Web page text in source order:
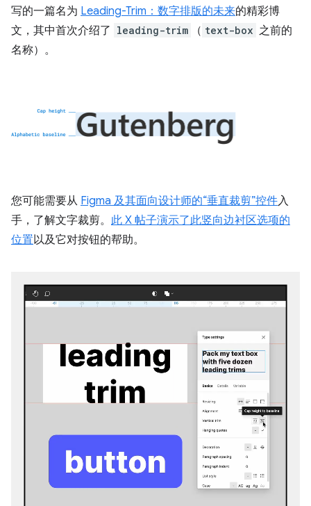
写的一篇名为 Leading-Trim：数字排版的未来的精彩博
文，其中首次介绍了 leading-trim （ text-box 之前的
名称）。
您可能需要从 Figma 及其面向设计师的“垂直裁剪”控件入
手，了解文字裁剪。 此 X 帖子演示了此竖向边衬区选项的
位置以及它对按钮的帮助。